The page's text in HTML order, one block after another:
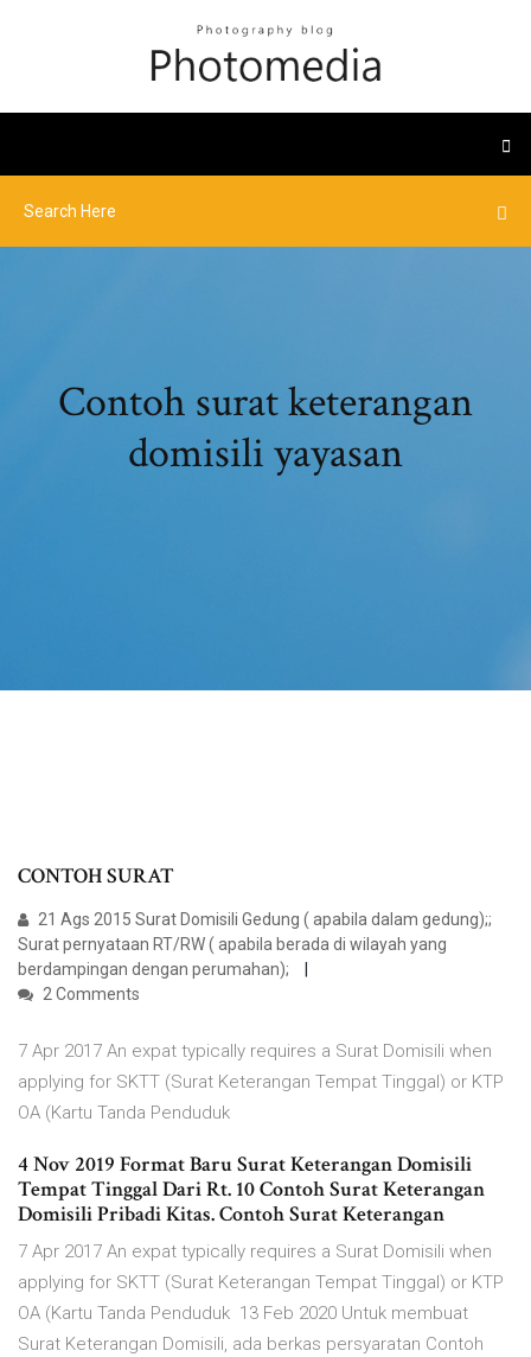
Contoh surat keterangan
domisili yayasan
CONTOH SURAT
21 Ags 2015 Surat Domisili Gedung ( apabila dalam gedung);;
Surat pernyataan RT/RW ( apabila berada di wilayah yang
berdampingan dengan perumahan);
2 Comments
7 Apr 2017 An expat typically requires a Surat Domisili when
applying for SKTT (Surat Keterangan Tempat Tinggal) or KTP
OA (Kartu Tanda Penduduk
4 Nov 2019 Format Baru Surat Keterangan Domisili
Tempat Tinggal Dari Rt. 10 Contoh Surat Keterangan
Domisili Pribadi Kitas. Contoh Surat Keterangan
7 Apr 2017 An expat typically requires a Surat Domisili when
applying for SKTT (Surat Keterangan Tempat Tinggal) or KTP
OA (Kartu Tanda Penduduk 13 Feb 2020 Untuk membuat
Surat Keterangan Domisili, ada berkas persyaratan Contoh